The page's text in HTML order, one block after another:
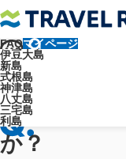
FAQマイページ
伊豆大島
新島
式根島
神津島
八丈島
三宅島
利島
トラベルロード
式根島では宿への送迎は
式根島では
か？